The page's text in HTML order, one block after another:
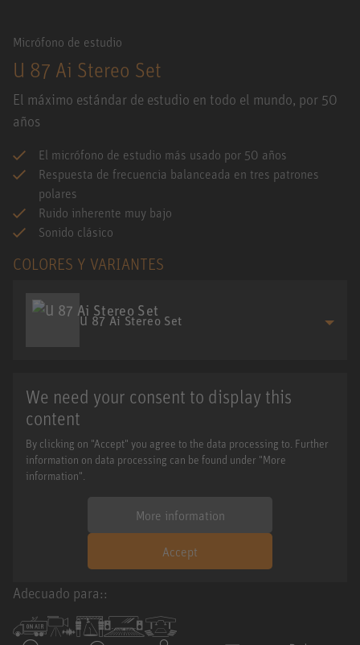
Micrófono de estudio
U 87 Ai Stereo Set
El máximo estándar de estudio en todo el mundo, por 50
años
El micrófono de estudio más usado por 50 años
Respuesta de frecuencia balanceada en tres patrones
polares
Ruido inherente muy bajo
Sonido clásico
COLORES Y VARIANTES
U 87 Ai Stereo Set
We need your consent to display this
content
By clicking on "Accept" you agree to the data processing to. Further
information on data processing can be found under "More
information".
More information
Accept
Adecuado para::